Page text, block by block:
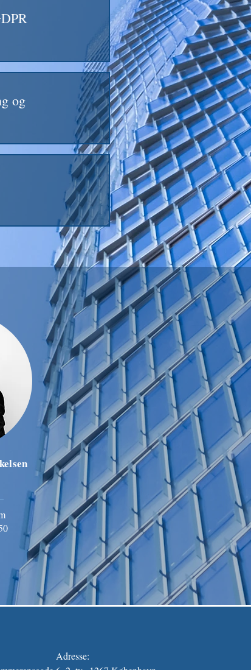
og
Adresse: